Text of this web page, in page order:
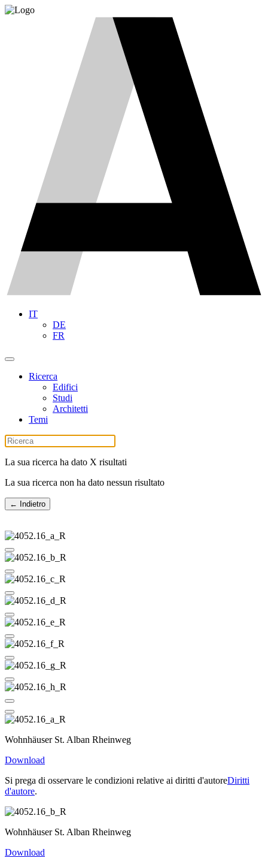
IT
DE
FR
Ricerca
Edifici
Studi
Architetti
Temi
La sua ricerca ha dato X risultati
La sua ricerca non ha dato nessun risultato
← Indietro
Wohnhäuser St. Alban Rheinweg
Download
Si prega di osservare le condizioni relative ai diritti d'autoreDiritti
d'autore.
Wohnhäuser St. Alban Rheinweg
Download